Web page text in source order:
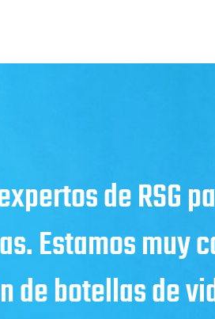
de RSG
Estamos muy
de botellas de